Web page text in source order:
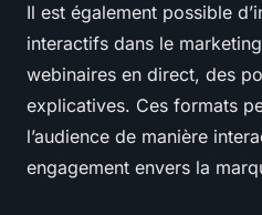
Il est également possible
interactifs dans le
webinaires en direct, des
explicatives. Ces formats
l’audience de manière
engagement envers la